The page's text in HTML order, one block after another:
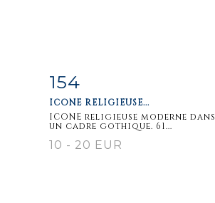
Item detail
154
ICONE RELIGIEUSE...
ICONE religieuse moderne dans
un cadre gothique. 61...
10 - 20 EUR